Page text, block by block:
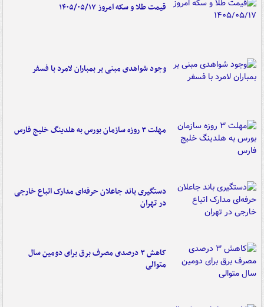
قیمت طلا و سکه امروز ۱۴۰۵/۰۵/۱۷
وجود شواهدی مبنی بر بمباران لامرد با فسفر
مهلت ۳ روزه سازمان بورس به هلدینگ خلیج فارس
دستگیری باند جاعلان حرفه‌ای مدارک اتباع خارجی
در تهران
کاهش ۳ درصدی مصرف برق برای دومین سال
متوالی